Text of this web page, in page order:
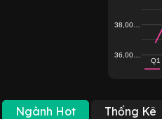
Q1
36,00…
38,00…
Ngành Hot Thống Kê